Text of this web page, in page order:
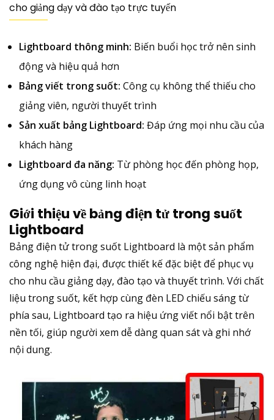
cho giảng dạy và đào tạo trực tuyến
Lightboard thông minh: Biến buổi học trở nên sinh
động và hiệu quả hơn
Bảng viết trong suốt: Công cụ không thể thiếu cho
giảng viên, người thuyết trình
Sản xuất bảng Lightboard: Đáp ứng mọi nhu cầu của
khách hàng
Lightboard đa năng: Từ phòng học đến phòng họp,
ứng dụng vô cùng linh hoạt
Giới thiệu về bảng điện tử trong suốt
Lightboard
Bảng điện tử trong suốt Lightboard là một sản phẩm
công nghệ hiện đại, được thiết kế đặc biệt để phục vụ
cho nhu cầu giảng dạy, đào tạo và thuyết trình. Với chất
liệu trong suốt, kết hợp cùng đèn LED chiếu sáng từ
phía sau, Lightboard tạo ra hiệu ứng viết nổi bật trên
nền tối, giúp người xem dễ dàng quan sát và ghi nhớ
nội dung.